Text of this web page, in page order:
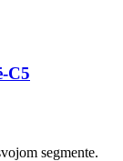
C5
segmente.